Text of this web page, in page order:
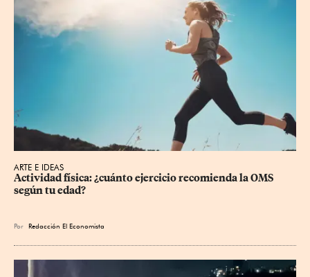
ARTE E IDEAS
Actividad física: ¿cuánto ejercicio recomienda la OMS
según tu edad?
Por Redacción El Economista